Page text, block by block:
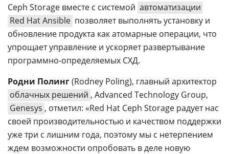
Ceph Storage вместе с системой автоматизации
Red Hat Ansible позволяет выполнять установку и
обновление продукта как атомарные операции, что
упрощает управление и ускоряет развертывание
программно-определяемых СХД.
Родни Полинг(Rodney Poling), главный архитектор
облачных решений , Advanced Technology Group,
Genesys , отметил: «Red Hat Ceph Storage радует нас
своей производительностью и качеством поддержки
уже три с лишним года, поэтому мы с нетерпением
ждем возможности опробовать в деле новую